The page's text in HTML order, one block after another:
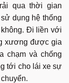
qua thời gian
dụng hệ thống
Đi liền với
xương được gia
chạm và chống
tới cho lái xe sự